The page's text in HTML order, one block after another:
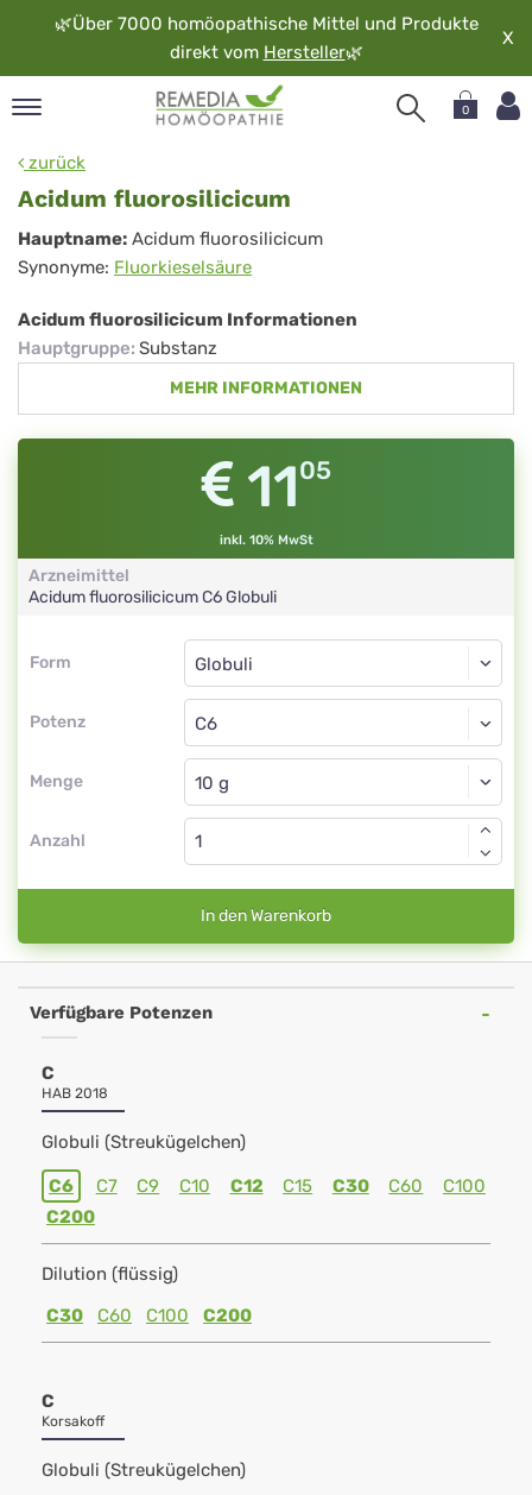
🌿Über 7000 homöopathische Mittel und Produkte
direkt vom Hersteller🌿
X
0
zurück
Acidum fluorosilicicum
Acidum
fluorosilicicum
Hauptname: Acidum fluorosilicicum
Synonyme: Fluorkieselsäure
Acidum fluorosilicicum Informationen
Hauptgruppe: Substanz
MEHR INFORMATIONEN
1105
inkl. 10% MwSt
Arzneimittel
Acidum fluorosilicicumC6Globuli
Form
Form
Potenz
Globuli
C6
Menge
Globuli
Anzahl
In den Warenkorb
Verfügbare Potenzen
C
HAB 2018
Globuli (Streukügelchen)
C6 C7 C9 C10 C12 C15 C30 C60
C100
C200
Dilution (flüssig)
C30
C60 C100 C200
C
Korsakoff
Globuli (Streukügelchen)